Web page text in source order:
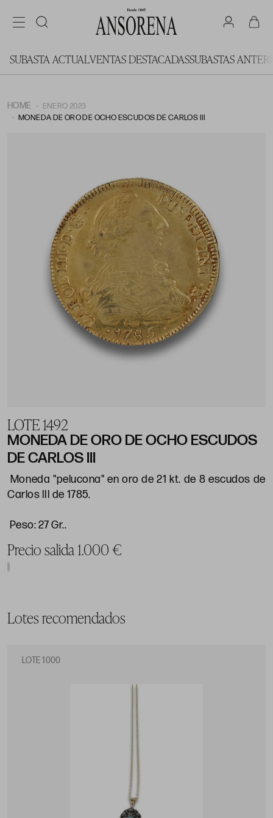
SUBASTA ACTUALVENTAS DESTACADASSUBASTAS
HOME
ENERO 2023
MONEDA DE ORO DE OCHO ESCUDOS DE CARLOS III
LOTE 1492
MONEDA DE ORO DE OCHO ESCUDOS
DE CARLOS III
Moneda "pelucona" en oro de 21 kt. de 8 escudos de
Carlos III de 1785.
Peso: 27 Gr..
Precio salida 1.000 €
Lotes recomendados
LOTE 1000